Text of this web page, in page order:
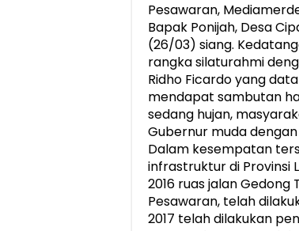
Pesawaran,
Bapak Ponijah, Desa
(26/03) siang.
rangka silaturahmi
Ridho Ficardo yang
mendapat sambutan
sedang hujan,
Gubernur muda
Dalam kesempatan
infrastruktur di Provinsi
2016 ruas jalan
Pesawaran, telah
2017 telah dilakukan